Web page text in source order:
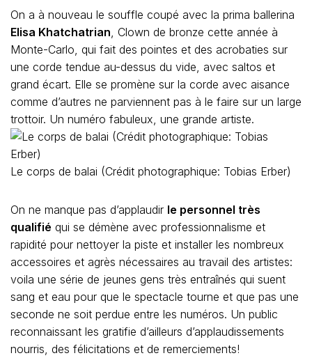
On a à nouveau le souffle coupé avec la prima ballerina
Elisa Khatchatrian , Clown de bronze cette année à
Monte-Carlo, qui fait des pointes et des acrobaties sur
une corde tendue au-dessus du vide, avec saltos et
grand écart. Elle se promène sur la corde avec aisance
comme d’autres ne parviennent pas à le faire sur un large
trottoir. Un numéro fabuleux, une grande artiste.
Le corps de balai (Crédit photographique: Tobias Erber)
On ne manque pas d’applaudir le personnel très
qualifié qui se démène avec professionnalisme et
rapidité pour nettoyer la piste et installer les nombreux
accessoires et agrès nécessaires au travail des artistes:
voila une série de jeunes gens très entraînés qui suent
sang et eau pour que le spectacle tourne et que pas une
seconde ne soit perdue entre les numéros. Un public
reconnaissant les gratifie d’ailleurs d’applaudissements
nourris, des félicitations et de remerciements!